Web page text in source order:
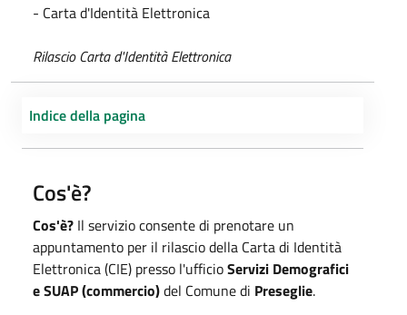
- Carta d'Identità Elettronica
Rilascio Carta d'Identità Elettronica
Indice della pagina
Cos'è?
Cos'è? Il servizio consente di prenotare un
appuntamento per il rilascio della Carta di Identità
Elettronica (CIE) presso l'ufficioServizi Demografici
e SUAP (commercio)del Comune di Preseglie.